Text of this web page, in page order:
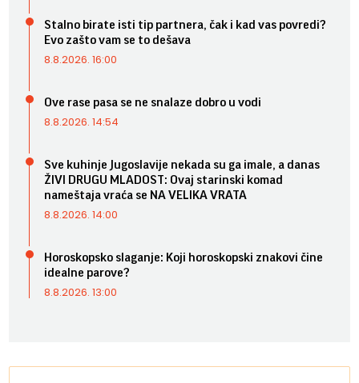
Stalno birate isti tip partnera, čak i kad vas povredi?
Evo zašto vam se to dešava
8.8.2026. 16:00
Ove rase pasa se ne snalaze dobro u vodi
8.8.2026. 14:54
Sve kuhinje Jugoslavije nekada su ga imale, a danas
ŽIVI DRUGU MLADOST: Ovaj starinski komad
nameštaja vraća se NA VELIKA VRATA
8.8.2026. 14:00
Horoskopsko slaganje: Koji horoskopski znakovi čine
idealne parove?
8.8.2026. 13:00